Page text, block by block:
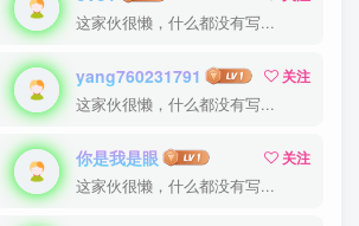
这家伙很懒，什么都没有写...
yang760231791
关注
这家伙很懒，什么都没有写...
你是我是眼
关注
这家伙很懒，什么都没有写...
这家伙很懒，什么都没有写...
yang760231791
关注
这家伙很懒，什么都没有写...
你是我是眼
关注
这家伙很懒，什么都没有写...